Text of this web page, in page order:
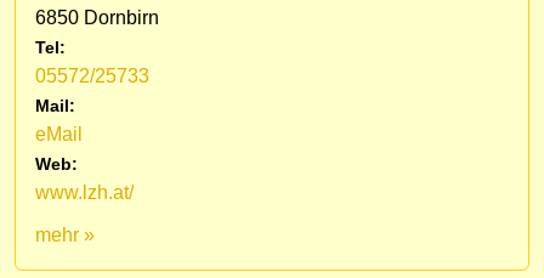
6850 Dornbirn
Tel:
05572/25733
Mail:
eMail
Web:
www.lzh.at/
mehr »